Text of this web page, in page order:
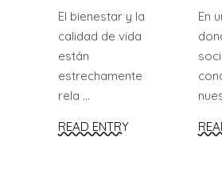
El bienestar y la
calidad de vida
están
estrechamente
rela ...
READ ENTRY
En